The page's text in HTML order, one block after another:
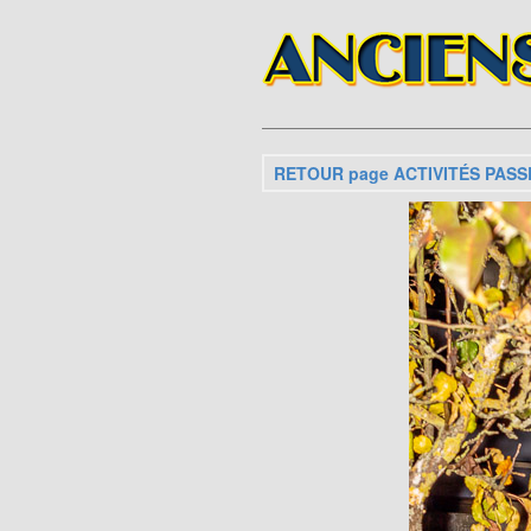
RETOUR page ACTIVITÉS